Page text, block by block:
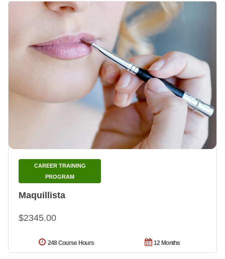
Maquillista
CAREER TRAINING
PROGRAM
$2345.00
12 Months
248 Course Hours